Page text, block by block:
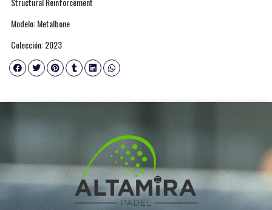
Modelo: Metalbone
Colección: 2023